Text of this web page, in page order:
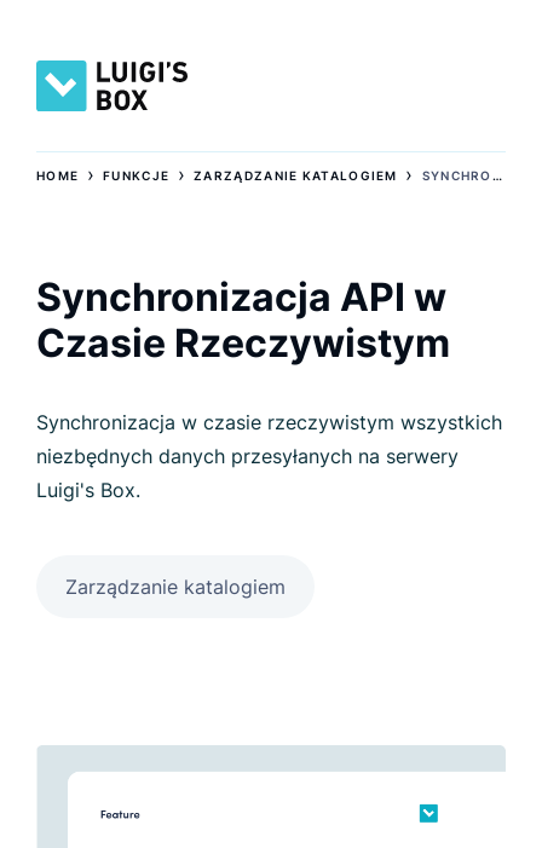
HOME ›FUNKCJE ›ZARZĄDZANIE KATALOGIEM › SYNCHRONIZACJA API W CZASIE RZECZYWISTYM
Synchronizacja API w
Czasie Rzeczywistym
Synchronizacja w czasie rzeczywistym wszystkich
niezbędnych danych przesyłanych na serwery
Luigi's Box.
Zarządzanie katalogiem